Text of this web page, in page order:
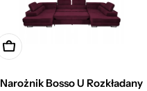
Dodaj do koszyka
Narożnik Bosso U Rozkładany